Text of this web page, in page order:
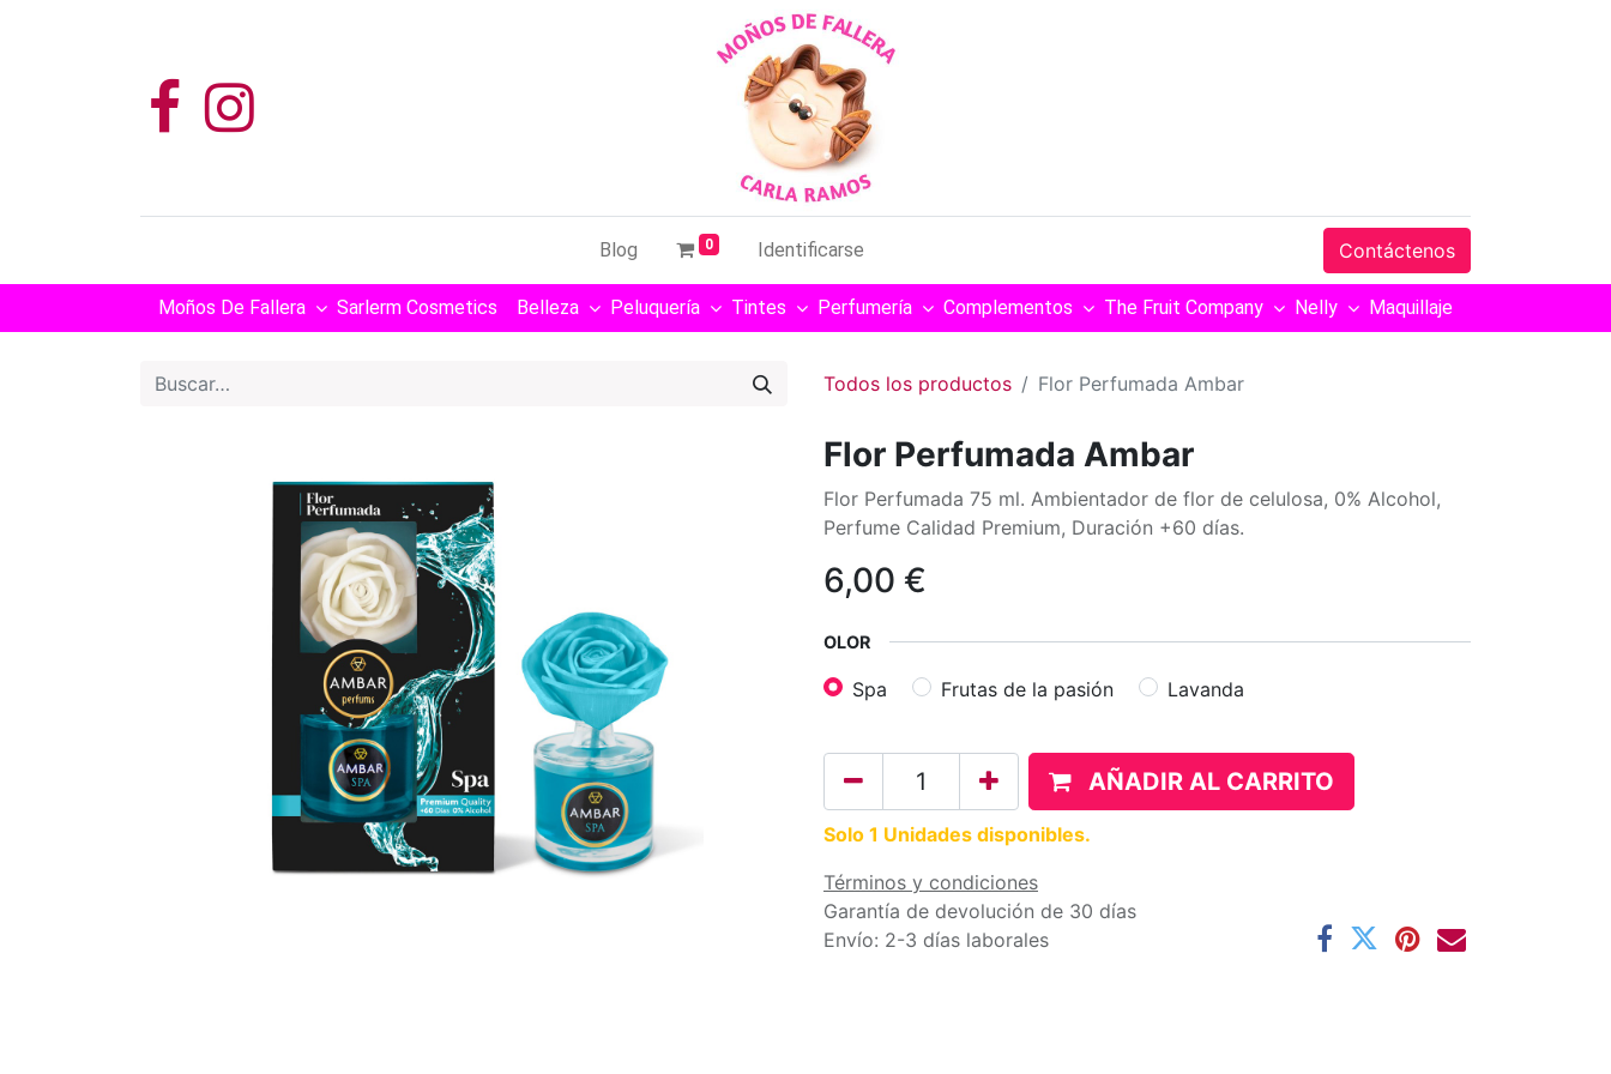
Blog 0 Identificarse Contáctenos
Moños De Fallera Sarlerm Cosmetics Belleza Peluquería Tintes Perfumería Complementos The Fruit Company Nelly Maquillaje
Todos los productos Flor Perfumada Ambar
Flor Perfumada Ambar
Flor Perfumada 75 ml. Ambientador de flor de celulosa, 0% Alcohol,
Perfume Calidad Premium, Duración +60 días.
6,00 €
OLOR
Spa Frutas de la pasión Lavanda
AÑADIR AL CARRITO
Solo 1 Unidades disponibles.
Términos y condiciones
Garantía de devolución de 30 días
Envío: 2-3 días laborales